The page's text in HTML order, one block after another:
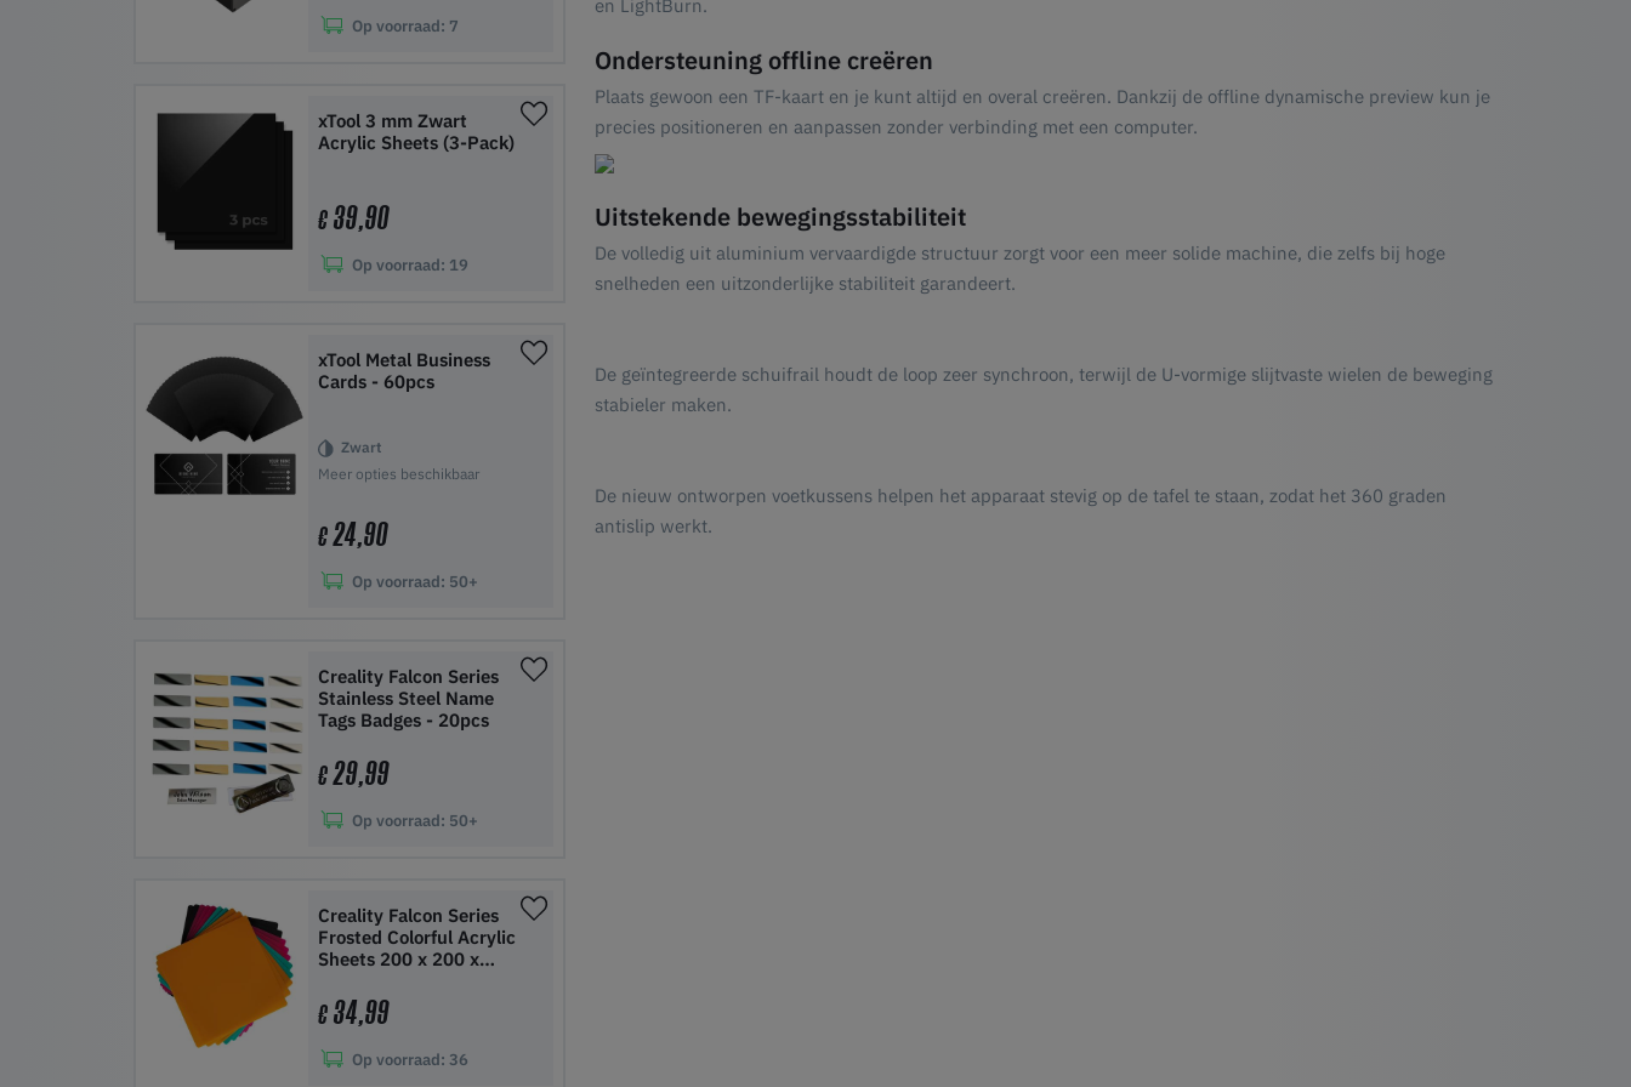
en LightBurn.
Ondersteuning offline creëren
Plaats gewoon een TF-kaart en je kunt altijd en overal creëren. Dankzij de offline dynamische preview kun je
precies positioneren en aanpassen zonder verbinding met een computer.
Uitstekende bewegingsstabiliteit
De volledig uit aluminium vervaardigde structuur zorgt voor een meer solide machine, die zelfs bij hoge
snelheden een uitzonderlijke stabiliteit garandeert.
De geïntegreerde schuifrail houdt de loop zeer synchroon, terwijl de U-vormige slijtvaste wielen de beweging
stabieler maken.
De nieuw ontworpen voetkussens helpen het apparaat stevig op de tafel te staan, zodat het 360 graden
antislip werkt.
Op voorraad: 7
xTool 3 mm Zwart
Acrylic Sheets (3-Pack)
€39,90
Op voorraad: 19
xTool Metal Business
Cards - 60pcs
Zwart
Meer opties beschikbaar
€24,90
Op voorraad: 50+
Creality Falcon Series
Stainless Steel Name
Tags Badges - 20pcs
€29,99
Op voorraad: 50+
Creality Falcon Series
Frosted Colorful Acrylic
Sheets 200 x 200 x
€34,99
Op voorraad: 36